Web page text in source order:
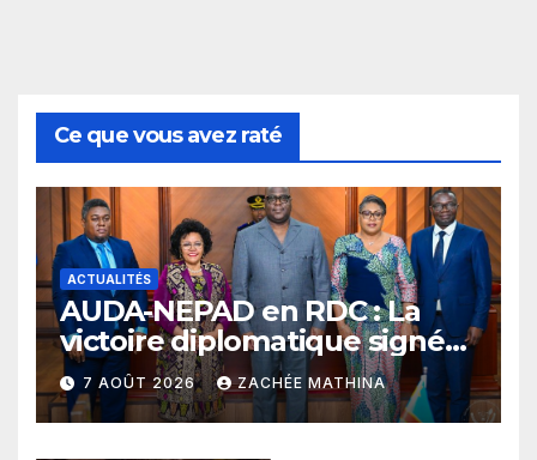
Ce que vous avez raté
ACTUALITÉS
​AUDA-NEPAD en RDC : La
victoire diplomatique signée
Julien Paluku sous le
leadership du Président
Félix-Antoine Tshisekedi
7 AOÛT 2026 ZACHÉE MATHINA